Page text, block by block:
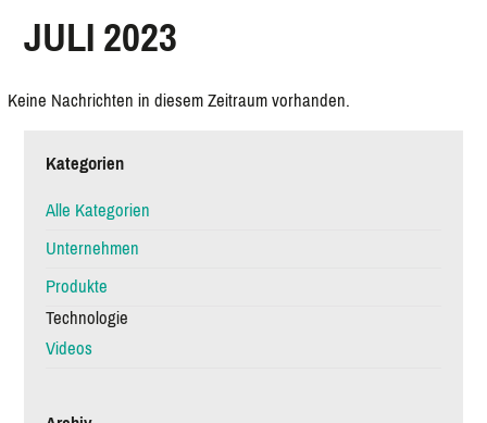
JULI 2023
Keine Nachrichten in diesem Zeitraum vorhanden.
Kategorien
Alle Kategorien
Unternehmen
Produkte
Technologie
Videos